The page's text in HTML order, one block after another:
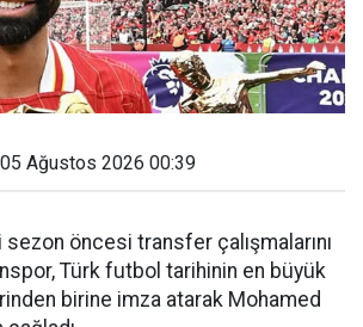
05 Ağustos 2026 00:39
sezon öncesi transfer çalışmalarını
Türk futbol tarihinin en büyük
birine imza atarak Mohamed